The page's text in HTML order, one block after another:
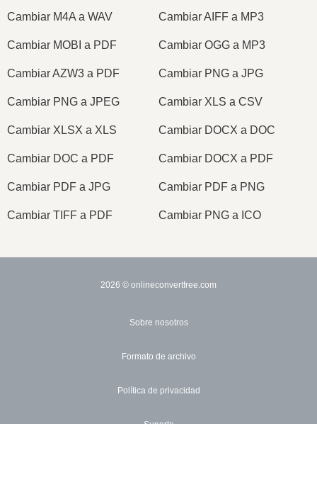
Cambiar M4A a WAV Cambiar AIFF a MP3
Cambiar MOBI a PDF Cambiar OGG a MP3
Cambiar AZW3 a PDF Cambiar PNG a JPG
Cambiar PNG a JPEG Cambiar XLS a CSV
Cambiar XLSX a XLS Cambiar DOCX a DOC
Cambiar DOC a PDF Cambiar DOCX a PDF
Cambiar PDF a JPG Cambiar PDF a PNG
Cambiar TIFF a PDF Cambiar PNG a ICO
2026 © onlineconvertfree.com
Sobre nosotros
Formato de archivo
Política de privacidad
Suporte